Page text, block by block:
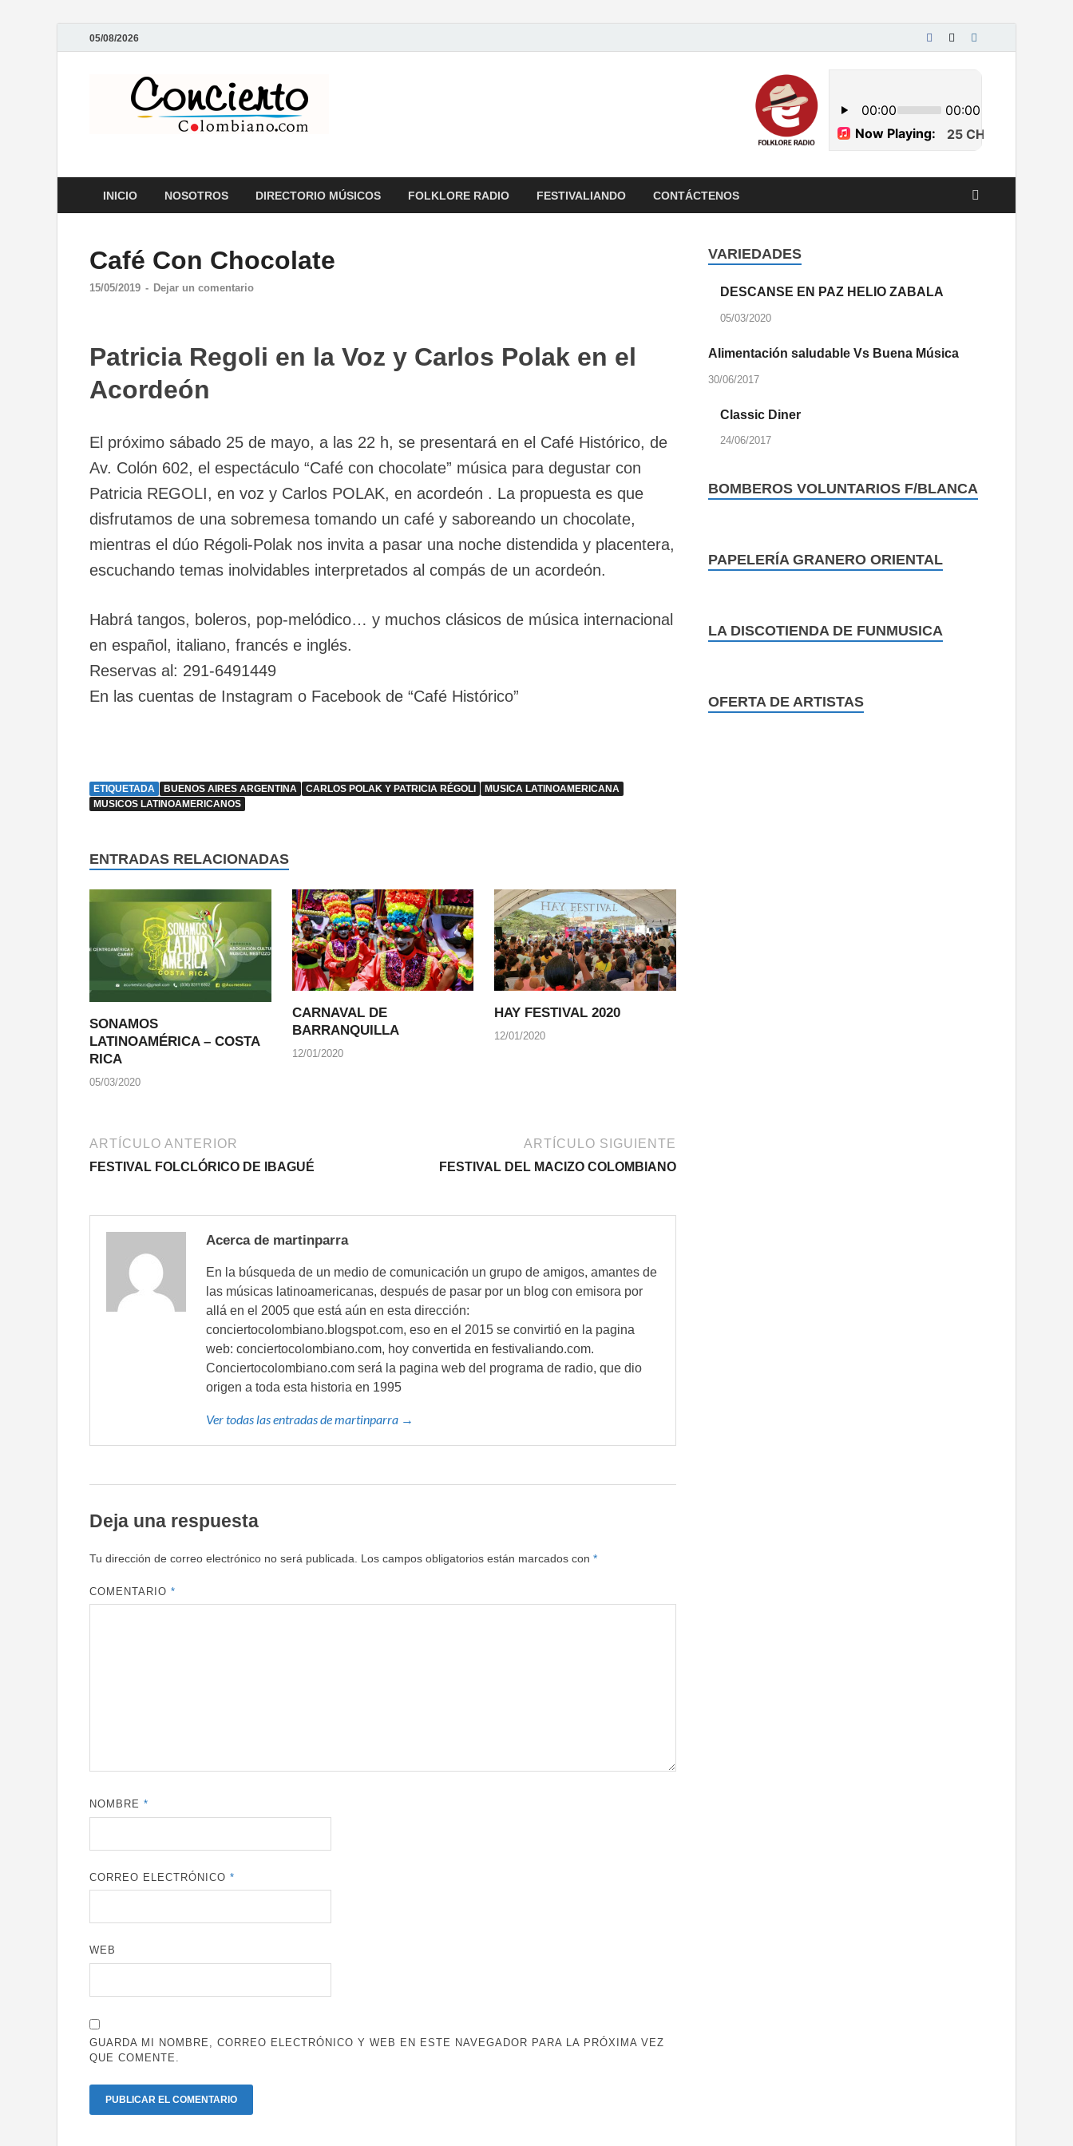
05/08/2026
INICIO NOSOTROS DIRECTORIO MÚSICOS FOLKLORE RADIO FESTIVALIANDO CONTÁCTENOS
Café Con Chocolate
15/05/2019 - Dejar un comentario
Patricia Regoli en la Voz y Carlos Polak en el
Acordeón
El próximo sábado 25 de mayo, a las 22 h, se presentará en el Café Histórico, de
Av. Colón 602, el espectáculo “Café con chocolate” música para degustar con
Patricia REGOLI, en voz y Carlos POLAK, en acordeón . La propuesta es que
disfrutamos de una sobremesa tomando un café y saboreando un chocolate,
mientras el dúo Régoli-Polak nos invita a pasar una noche distendida y placentera,
escuchando temas inolvidables interpretados al compás de un acordeón.
Habrá tangos, boleros, pop-melódico… y muchos clásicos de música internacional
en español, italiano, francés e inglés.
Reservas al: 291-6491449
En las cuentas de Instagram o Facebook de “Café Histórico”
ETIQUETADA BUENOS AIRES ARGENTINA CARLOS POLAK Y PATRICIA RÉGOLI
MUSICA LATINOAMERICANA
MUSICOS LATINOAMERICANOS
ENTRADAS RELACIONADAS
SONAMOS
LATINOAMÉRICA – COSTA
RICA
05/03/2020
CARNAVAL DE
BARRANQUILLA
12/01/2020
HAY FESTIVAL 2020
12/01/2020
ARTÍCULO ANTERIOR
FESTIVAL FOLCLÓRICO DE IBAGUÉ
ARTÍCULO SIGUIENTE
FESTIVAL DEL MACIZO COLOMBIANO
Acerca de martinparra
En la búsqueda de un medio de comunicación un grupo de amigos, amantes de
las músicas latinoamericanas, después de pasar por un blog con emisora por
allá en el 2005 que está aún en esta dirección:
conciertocolombiano.blogspot.com, eso en el 2015 se convirtió en la pagina
web: conciertocolombiano.com, hoy convertida en festivaliando.com.
Conciertocolombiano.com será la pagina web del programa de radio, que dio
origen a toda esta historia en 1995
Ver todas las entradas de martinparra →
Deja una respuesta
Tu dirección de correo electrónico no será publicada. Los campos obligatorios están marcados con *
COMENTARIO*
NOMBRE*
CORREO ELECTRÓNICO*
WEB
GUARDA MI NOMBRE, CORREO ELECTRÓNICO Y WEB EN ESTE NAVEGADOR PARA LA PRÓXIMA VEZ
QUE COMENTE.
VARIEDADES
DESCANSE EN PAZ HELIO ZABALA
05/03/2020
Alimentación saludable Vs Buena Música
30/06/2017
Classic Diner
24/06/2017
BOMBEROS VOLUNTARIOS F/BLANCA
PAPELERÍA GRANERO ORIENTAL
LA DISCOTIENDA DE FUNMUSICA
OFERTA DE ARTISTAS